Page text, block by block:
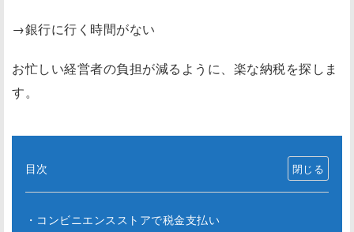
→銀行に行く時間がない
お忙しい経営者の負担が減るように、楽な納税を探しま
す。
目次
・コンビニエンスストアで税金支払い